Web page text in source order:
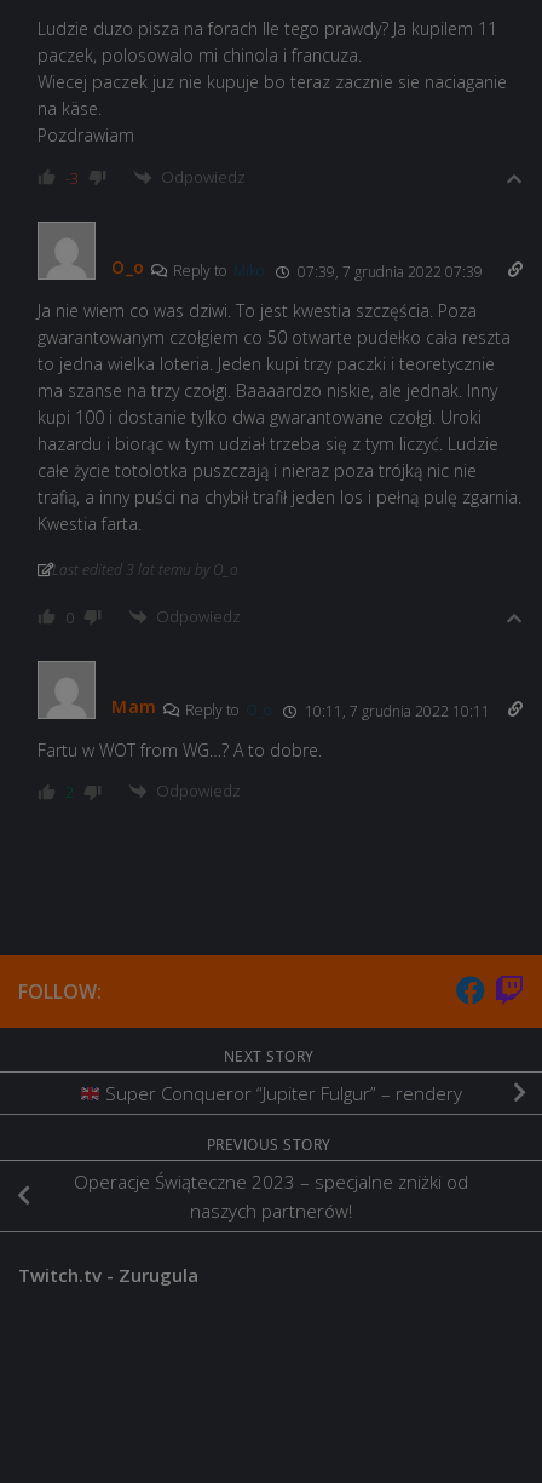
Ludzie duzo pisza na forach Ile tego prawdy? Ja kupilem 11
paczek, polosowalo mi chinola i francuza.
Wiecej paczek juz nie kupuje bo teraz zacznie sie naciaganie
na käse.
Pozdrawiam
-3 Odpowiedz
O_o Reply to Miko 07:39, 7 grudnia 2022 07:39
Ja nie wiem co was dziwi. To jest kwestia szczęścia. Poza
gwarantowanym czołgiem co 50 otwarte pudełko cała reszta
to jedna wielka loteria. Jeden kupi trzy paczki i teoretycznie
ma szanse na trzy czołgi. Baaaardzo niskie, ale jednak. Inny
kupi 100 i dostanie tylko dwa gwarantowane czołgi. Uroki
hazardu i biorąc w tym udział trzeba się z tym liczyć. Ludzie
całe życie totolotka puszczają i nieraz poza trójką nic nie
trafią, a inny puści na chybił trafił jeden los i pełną pulę zgarnia.
Kwestia farta.
Last edited 3 lat temu by O_o
0 Odpowiedz
Mam Reply to O_o 10:11, 7 grudnia 2022 10:11
Fartu w WOT from WG…? A to dobre.
2 Odpowiedz
FOLLOW:
NEXT STORY
Super Conqueror “Jupiter Fulgur” – rendery
PREVIOUS STORY
Operacje Świąteczne 2023 – specjalne zniżki od
naszych partnerów!
Twitch.tv - Zurugula